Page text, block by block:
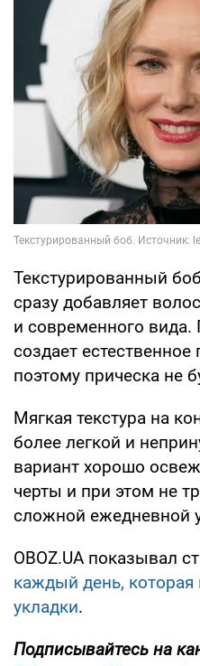
Текстурированный
сразу добавляет
и современного
создает естественное
поэтому прическа не
Мягкая текстура на
более легкой и
вариант хорошо
черты и при этом не
сложной ежедневной
OBOZ.UA показывал
каждый день, которая
укладки.
Подписывайтесь на